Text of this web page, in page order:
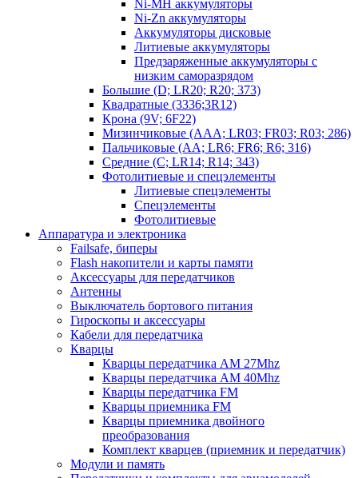
Ni-MH аккумуляторы
Ni-Zn аккумуляторы
Аккумуляторы дисковые
Литиевые аккумуляторы
Предзаряженные аккумуляторы с
низким саморазрядом
Большие (D; LR20; R20; 373)
Квадратные (3336;3R12)
Крона (9V; 6F22)
Мизинчиковые (AAA; LR03; FR03; R03; 286)
Пальчиковые (AA; LR6; FR6; R6; 316)
Средние (C; LR14; R14; 343)
Фотолитиевые и спецэлементы
Литиевые спецэлементы
Спецэлементы
Фотолитиевые
Аппаратура и электроника
Failsafe, биперы
Flash накопители и карты памяти
Аксессуары для передатчиков
Антенны
Выключатель бортового питания
Гироскопы и аксессуары
Кабели для передатчика
Кварцы
Кварцы передатчика AM 27Mhz
Кварцы передатчика AM 40Mhz
Кварцы передатчика FM
Кварцы приемника FM
Кварцы приемника двойного
преобразования
Комплект кварцев (приемник и передатчик)
Модули и память